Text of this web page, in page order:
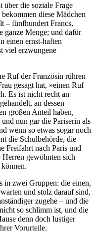
über die soziale Frage
diese Mädchen
– fünfhundert Francs,
ganze Menge; und dafür
einen ernst-haften
viel erzwungene
Ruf der Französin rühren
gesagt hat, »einen Ruf
Es ist nicht recht an
an dessen
großen Anteil haben,
nun gar die Pariserin als
wenn so etwas sogar noch
die Schulbehörde, die
Freifahrt nach Paris und
gewöhnten sich
in zwei Gruppen: die einen,
und stolz darauf sind,
zugehe – und die
so schlimm ist, und die
denn doch lustiger
Vorurteile.